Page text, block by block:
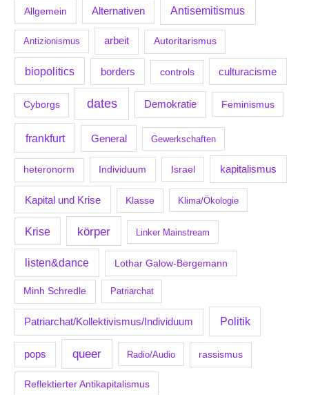
Allgemein Alternativen Antisemitismus
Antizionismus arbeit Autoritarismus
biopolitics borders controls culturacisme
Cyborgs dates Demokratie Feminismus
frankfurt General Gewerkschaften
heteronorm Individuum Israel kapitalismus
Kapital und Krise Klasse Klima/Ökologie
Krise körper Linker Mainstream
listen&dance Lothar Galow-Bergemann
Minh Schredle Patriarchat
Patriarchat/Kollektivismus/Individuum Politik
pops queer Radio/Audio rassismus
Reflektierter Antikapitalismus